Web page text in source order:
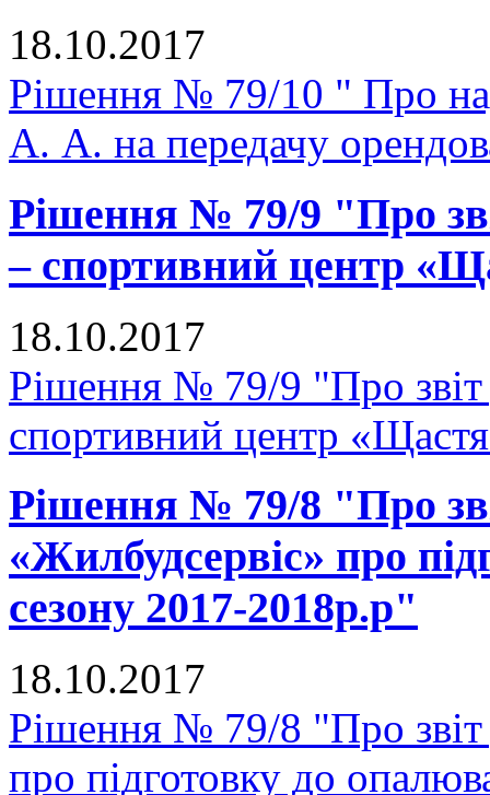
18.10.2017
Рішення № 79/10 " Про
А. А. на передачу
Рішення № 79/9 "Про
– спортивний центр
18.10.2017
Рішення № 79/9 "Про
спортивний центр
Рішення № 79/8 "Про
«Жилбудсервіс» про
сезону 2017-2018р.р"
18.10.2017
Рішення № 79/8 "Про
про підготовку до